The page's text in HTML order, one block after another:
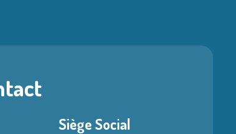
Siège Social